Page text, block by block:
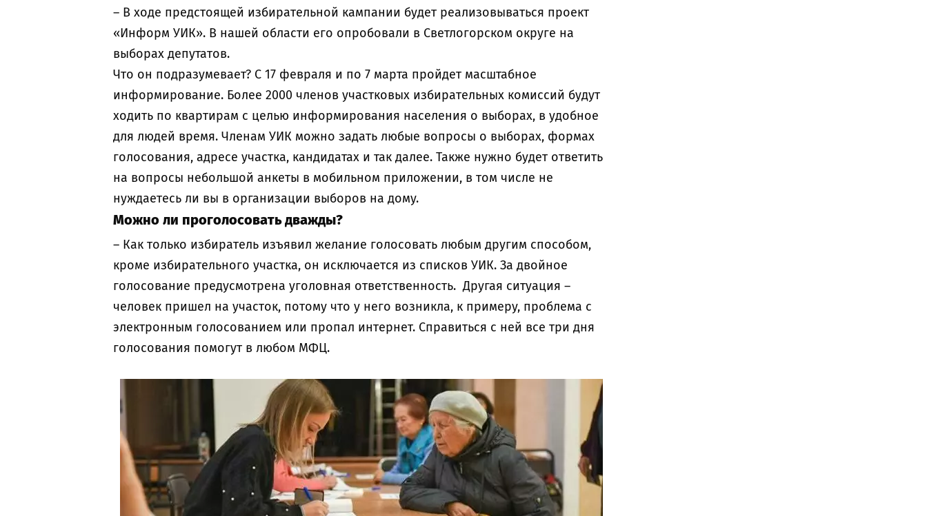
– В ходе предстоящей избирательной кампании будет реализовываться проект
«Информ УИК». В нашей области его опробовали в Светлогорском округе на
выборах депутатов.
Что он подразумевает? С 17 февраля и по 7 марта пройдет масштабное
информирование. Более 2000 членов участковых избирательных комиссий будут
ходить по квартирам с целью информирования населения о выборах, в удобное
для людей время. Членам УИК можно задать любые вопросы о выборах, формах
голосования, адресе участка, кандидатах и так далее. Также нужно будет ответить
на вопросы небольшой анкеты в мобильном приложении, в том числе не
нуждаетесь ли вы в организации выборов на дому.
Можно ли проголосовать дважды?
– Как только избиратель изъявил желание голосовать любым другим способом,
кроме избирательного участка, он исключается из списков УИК. За двойное
голосование предусмотрена уголовная ответственность. Другая ситуация –
человек пришел на участок, потому что у него возникла, к примеру, проблема с
электронным голосованием или пропал интернет. Справиться с ней все три дня
голосования помогут в любом МФЦ.